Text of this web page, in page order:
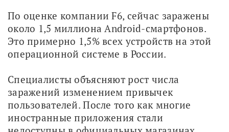
По оценке компании F6, сейчас заражены
около 1,5 миллиона Android-смартфонов.
Это примерно 1,5% всех устройств на этой
операционной системе в России.
Специалисты объясняют рост числа
заражений изменением привычек
пользователей. После того как многие
иностранные приложения стали